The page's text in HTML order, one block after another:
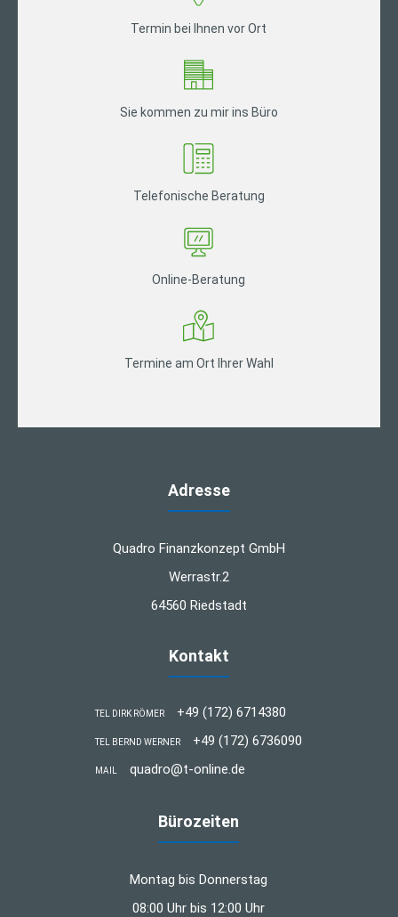
Termin bei Ihnen vor Ort
Sie kommen zu mir ins Büro
Telefonische Beratung
Online-Beratung
Termine am Ort Ihrer Wahl
Adresse
Quadro Finanzkonzept GmbH
Werrastr.2
64560 Riedstadt
Kontakt
TEL DIRK RÖMER +49 (172) 6714380
TEL BERND WERNER +49 (172) 6736090
MAIL quadro@t-online.de
Bürozeiten
Montag bis Donnerstag
08:00 Uhr bis 12:00 Uhr